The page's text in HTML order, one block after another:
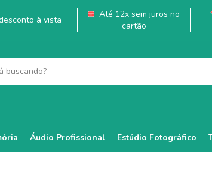
à vista
Até 12x sem juros no
cartão
Áudio Profissional Estúdio Fotográfico